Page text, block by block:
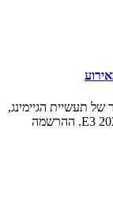
של תעשיית הגיימינג,
פורסמו רשימות המשחקים שיופיעו בכנס E3 2021. ההרשמה